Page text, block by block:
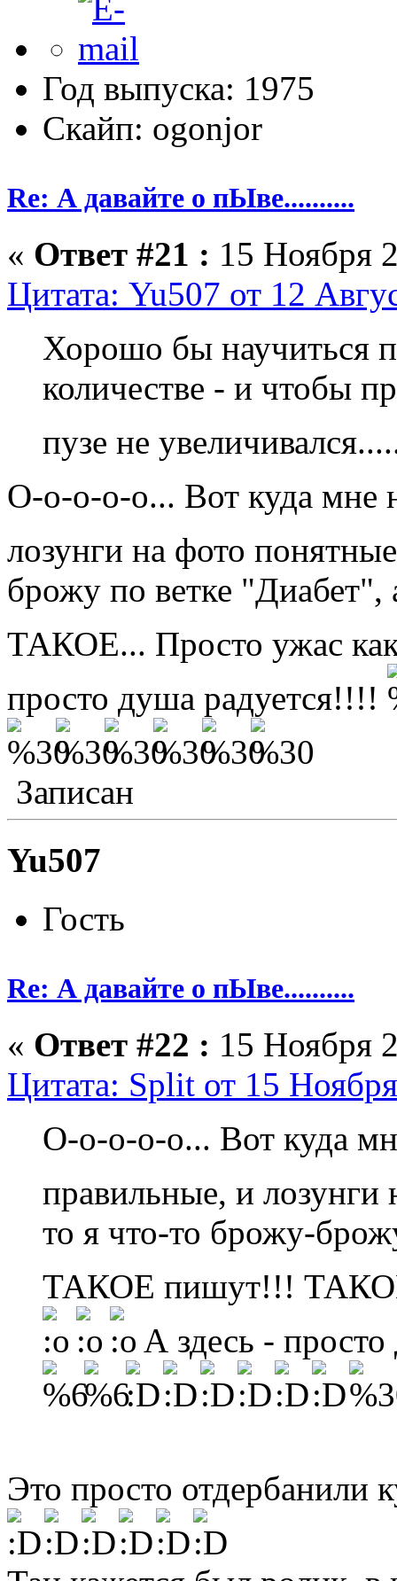
Год выпуска: 1975
Скайп: ogonjor
Re: А давайте о пЫве..........
« Ответ #21 : 15 Ноября
Цитата: Yu507 от 12
Хорошо бы научиться
количестве - и чтобы
пузе не
О-о-о-о-о... Вот куда
лозунги на фото
брожу по ветке
ТАКОЕ... Просто ужас
просто душа радуется!!!!
Записан
Yu507
Гость
Re: А давайте о пЫве..........
« Ответ #22 : 15 Ноября
Цитата: Split от 15
О-о-о-о-о... Вот куда
правильные, и
то я что-то брожу-
ТАКОЕ пишут!!!
А здесь -
Это просто отдербанили